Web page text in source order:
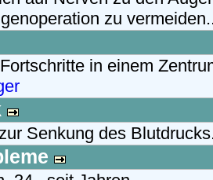
zu
in einem
Senkung des